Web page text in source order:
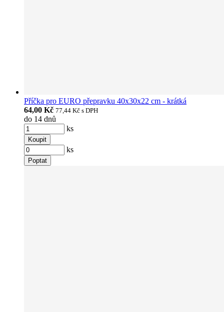
Příčka pro EURO přepravku 40x30x22 cm - krátká
64,00 Kč 77,44 Kč s DPH
do 14 dnů
ks
Koupit
ks
Poptat